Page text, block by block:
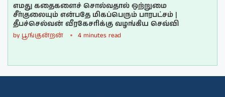
எமது கதைகளைச் சொல்வதால் ஒற்றுமை
சீர்குலையும் என்பதே மிகப்பெரும் பாரபட்சம் |
தீபச்செல்வன் வீரகேசரிக்கு வழங்கிய செவ்வி
by பூங்குன்றன் 4 minutes read